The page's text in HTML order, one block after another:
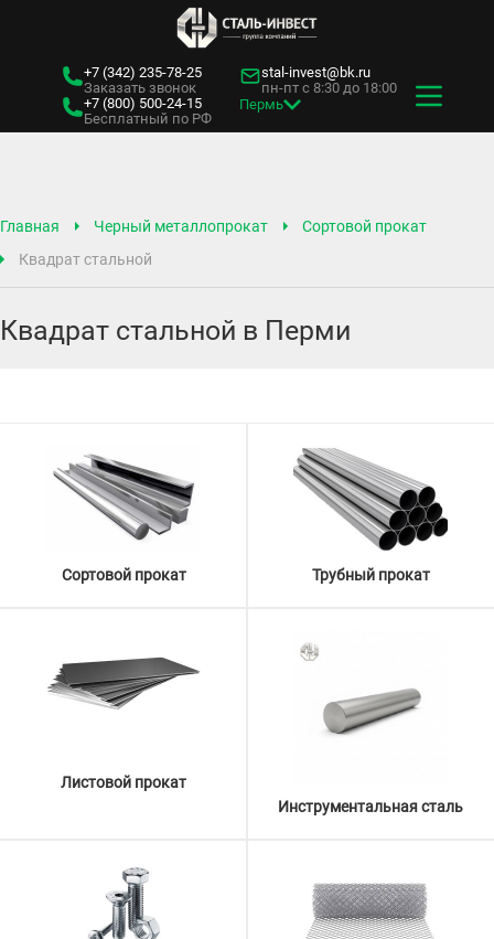
+7 (342) 235-78-25
Заказать звонок
+7 (800) 500-24-15
Бесплатный по РФ
stal-invest@bk.ru
пн-пт с 8:30 до 18:00
Пермь
Главная Черный металлопрокат
Сортовой прокат
Квадрат стальной
Квадрат стальной в Перми
Сортовой прокат Трубный прокат
Листовой прокат
Инструментальная сталь